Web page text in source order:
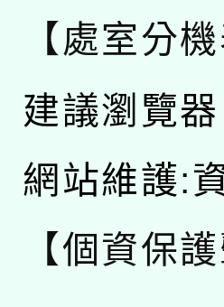
【處室分機
建議瀏覽
網站維護:
【個資保